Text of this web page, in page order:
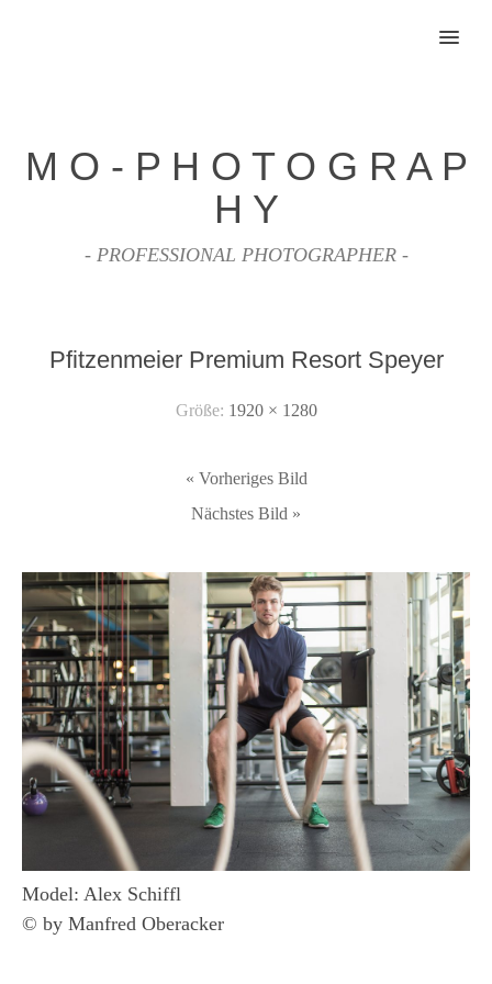
MENU
M O - P H O T O G R A P
H Y
- PROFESSIONAL PHOTOGRAPHER -
Model: Alex Schiffl
© by Manfred Oberacker
Pfitzenmeier Premium Resort Speyer
Größe: 1920 × 1280
« Vorheriges Bild
Nächstes Bild »